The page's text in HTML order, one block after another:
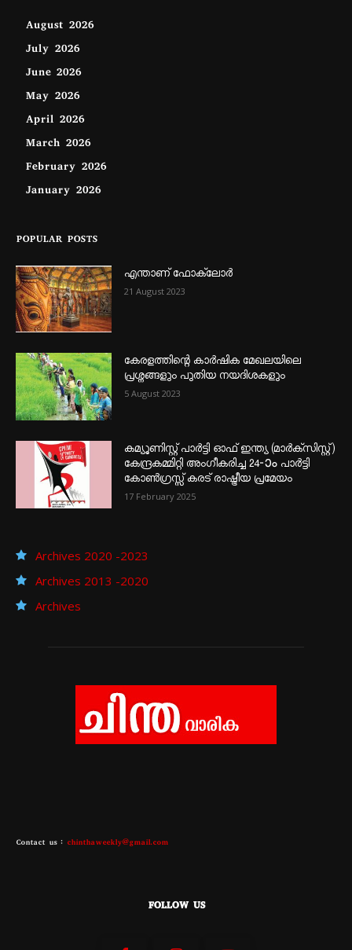
August 2026
July 2026
June 2026
May 2026
April 2026
March 2026
February 2026
January 2026
POPULAR POSTS
എന്താണ്‌ ഫോക്‌ലോർ
21 August 2023
കേരളത്തിന്റെ കാർഷിക മേഖലയിലെ
പ്രശ്നങ്ങളും പുതിയ നയദിശകളും
5 August 2023
കമ്യൂണിസ്റ്റ് പാർട്ടി ഓഫ് ഇന്ത്യ (മാർക്സിസ്റ്റ്)
കേന്ദ്രകമ്മിറ്റി അംഗീകരിച്ച 24‐ാം പാർട്ടി
കോൺഗ്രസ്സ് കരട് രാഷ്ട്രീയ പ്രമേയം
17 February 2025
Archives 2020 -2023
Archives 2013 -2020
Archives
Contact us : chinthaweekly@gmail.com
FOLLOW US